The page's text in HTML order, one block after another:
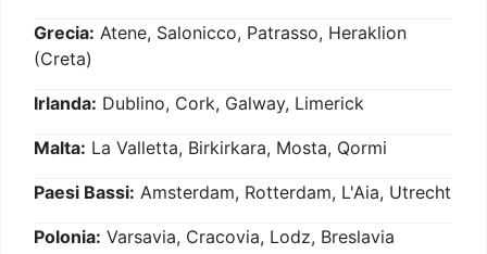
Grecia: Atene, Salonicco, Patrasso, Heraklion
(Creta)
Irlanda: Dublino, Cork, Galway, Limerick
Malta: La Valletta, Birkirkara, Mosta, Qormi
Paesi Bassi: Amsterdam, Rotterdam, L'Aia, Utrecht
Polonia: Varsavia, Cracovia, Lodz, Breslavia